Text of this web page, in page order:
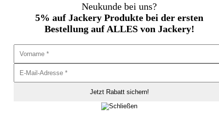
Neukunde bei uns?
5% auf Jackery Produkte bei der ersten
Bestellung auf ALLES von Jackery!